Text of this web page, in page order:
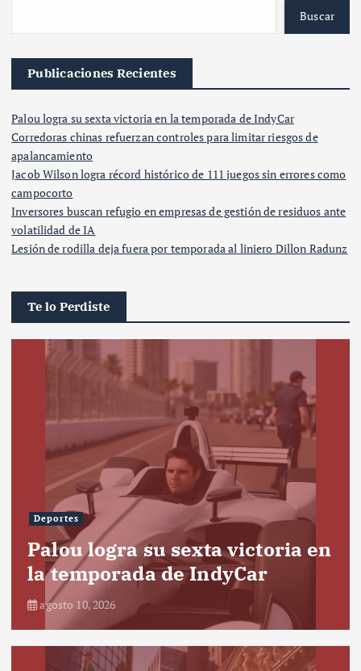
Buscar
Publicaciones Recientes
Palou logra su sexta victoria en la temporada de IndyCar
Corredoras chinas refuerzan controles para limitar riesgos de
apalancamiento
Jacob Wilson logra récord histórico de 111 juegos sin errores como
campocorto
Inversores buscan refugio en empresas de gestión de residuos ante
volatilidad de IA
Lesión de rodilla deja fuera por temporada al liniero Dillon Radunz
Te lo Perdiste
Deportes
Palou logra su sexta victoria en
la temporada de IndyCar
agosto 10, 2026